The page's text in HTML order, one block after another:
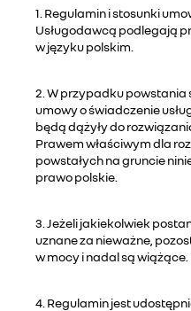
1. Regulamin i stosunki
Usługodawcą podlegają
w języku polskim.
2. W przypadku
umowy o świadczenie
będą dążyły do
Prawem właściwym dla
powstałych na gruncie
prawo polskie.
3. Jeżeli jakiekolwiek
uznane za nieważne,
w mocy i nadal są wiążące.
4. Regulamin jest